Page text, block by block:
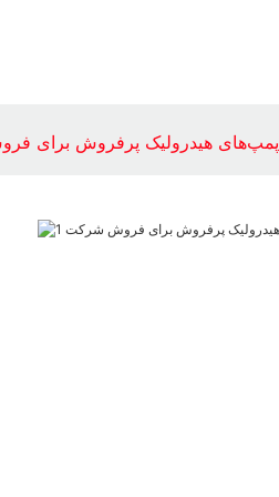
پمپ‌های هیدرولیک پرفروش برای